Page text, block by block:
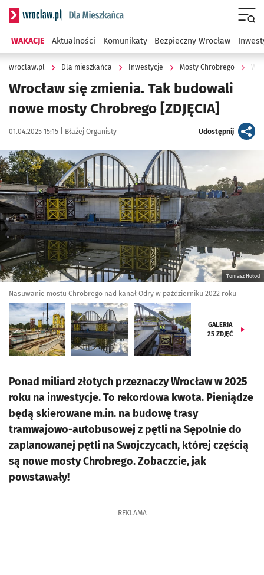
Serwis informacyjny wroclaw.pl podserwis: Dla mieszkańca
WAKACJE Aktualności Komunikaty Bezpieczny Wrocław
wroclaw.pl Dla mieszkańca Inwestycje Mosty Chrobrego
Wrocław się zmienia. Tak budowali
nowe mosty Chrobrego [ZDJĘCIA]
Data publikacji:
01.04.2025 15:15 | Autor:
Błażej Organisty Udostępnijartykuł
Kliknij, aby zobaczyć galerię
Kliknij, aby powiększyć
Tomasz Hołod
Nasuwanie mostu Chrobrego nad kanał Odry w październiku 2022 roku
GALERIA
25 ZDJĘĆ
Ponad miliard złotych przeznaczy Wrocław w 2025
roku na inwestycje. To rekordowa kwota. Pieniądze
będą skierowane m.in. na budowę trasy
tramwajowo-autobusowej z pętli na Sępolnie do
zaplanowanej pętli na Swojczycach, której częścią
są nowe mosty Chrobrego. Zobaczcie, jak
powstawały!
REKLAMA